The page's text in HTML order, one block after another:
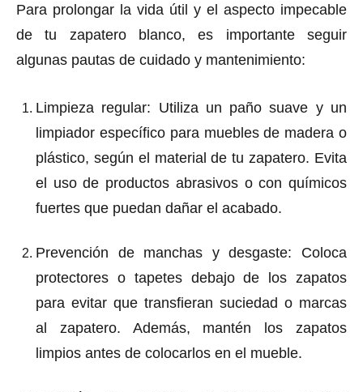
Para prolongar la vida útil y el aspecto impecable
de tu zapatero blanco, es importante seguir
algunas pautas de cuidado y mantenimiento:
Limpieza regular: Utiliza un paño suave y un
limpiador específico para muebles de madera o
plástico, según el material de tu zapatero. Evita
el uso de productos abrasivos o con químicos
fuertes que puedan dañar el acabado.
Prevención de manchas y desgaste: Coloca
protectores o tapetes debajo de los zapatos
para evitar que transfieran suciedad o marcas
al zapatero. Además, mantén los zapatos
limpios antes de colocarlos en el mueble.